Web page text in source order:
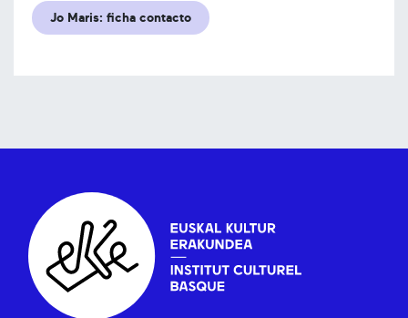
Jo Maris: ficha contacto